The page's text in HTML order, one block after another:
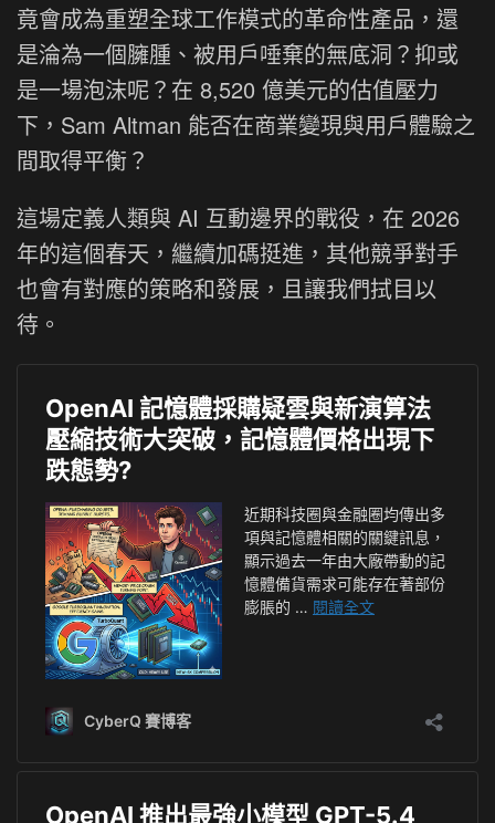
竟會成為重塑全球工作模式的革命性產品，還
是淪為一個臃腫、被用戶唾棄的無底洞？抑或
是一場泡沫呢？在 8,520 億美元的估值壓力
下，Sam Altman 能否在商業變現與用戶體驗之
間取得平衡？
這場定義人類與 AI 互動邊界的戰役，在 2026
年的這個春天，繼續加碼挺進，其他競爭對手
也會有對應的策略和發展，且讓我們拭目以
待。